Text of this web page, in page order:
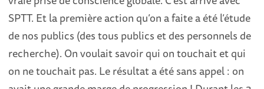
SPTT. Et la première action qu’on a faite a été l’étude
de nos publics (des tous publics et des personnels de
recherche). On voulait savoir qui on touchait et qui
on ne touchait pas. Le résultat a été sans appel : on